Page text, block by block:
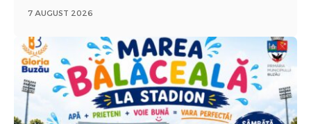
7 AUGUST 2026